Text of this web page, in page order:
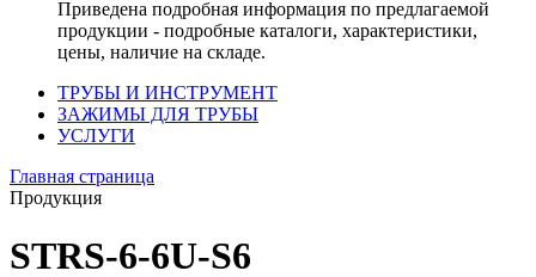
Приведена подробная информация по предлагаемой
продукции - подробные каталоги, характеристики,
цены, наличие на складе.
ТРУБЫ И ИНСТРУМЕНТ
ЗАЖИМЫ ДЛЯ ТРУБЫ
УСЛУГИ
Главная страница
Продукция
STRS-6-6U-S6